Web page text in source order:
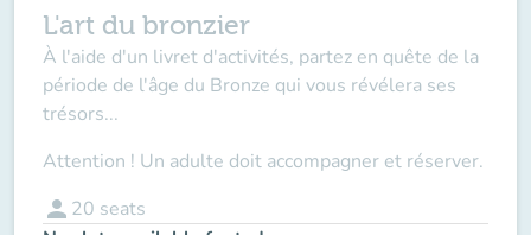
L'art du bronzier
À l'aide d'un livret d'activités, partez en quête de la
période de l'âge du Bronze qui vous révélera ses
trésors...
Attention ! Un adulte doit accompagner et réserver.
person 20 seats